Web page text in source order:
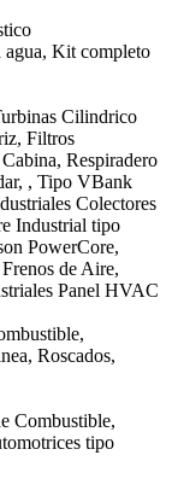
agua, Kit completo
Cilindrico
Filtros
Respiradero
, Tipo VBank
Colectores
Industrial tipo
PowerCore,
de Aire,
Panel HVAC
Roscados,
Combustible,
tipo